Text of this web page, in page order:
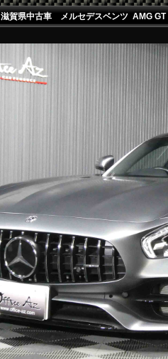
滋賀県中古車 メルセデスベンツ AMG